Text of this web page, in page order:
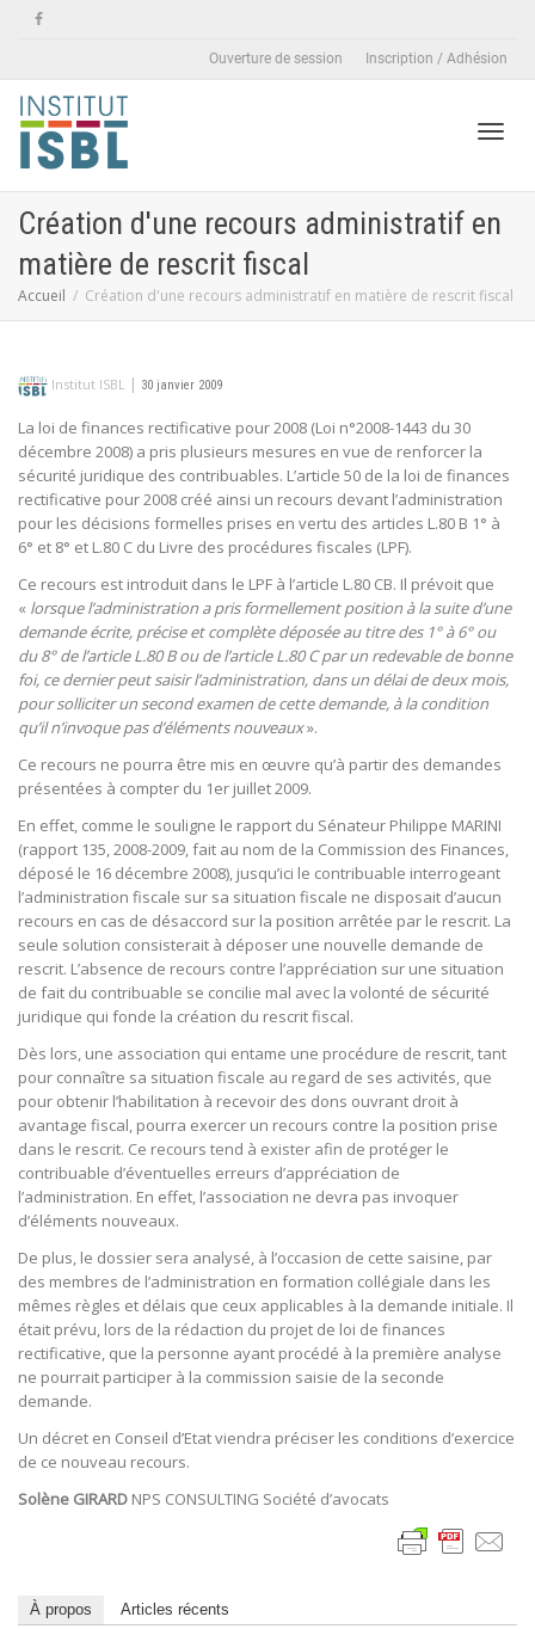
Ouverture de session Inscription / Adhésion
Création d'une recours administratif en
matière de rescrit fiscal
Accueil Création d'une recours administratif en matière de rescrit fiscal
Institut ISBL | 30 janvier 2009
La loi de finances rectificative pour 2008 (Loi n°2008-1443 du 30
décembre 2008) a pris plusieurs mesures en vue de renforcer la
sécurité juridique des contribuables. L’article 50 de la loi de finances
rectificative pour 2008 créé ainsi un recours devant l’administration
pour les décisions formelles prises en vertu des articles L.80 B 1° à
6° et 8° et L.80 C du Livre des procédures fiscales (LPF).
Ce recours est introduit dans le LPF à l’article L.80 CB. Il prévoit que
« lorsque l’administration a pris formellement position à la suite d’une
demande écrite, précise et complète déposée au titre des 1° à 6° ou
du 8° de l’article L.80 B ou de l’article L.80 C par un redevable de bonne
foi, ce dernier peut saisir l’administration, dans un délai de deux mois,
pour solliciter un second examen de cette demande, à la condition
qu’il n’invoque pas d’éléments nouveaux».
Ce recours ne pourra être mis en œuvre qu’à partir des demandes
présentées à compter du 1er juillet 2009.
En effet, comme le souligne le rapport du Sénateur Philippe MARINI
(rapport 135, 2008-2009, fait au nom de la Commission des Finances,
déposé le 16 décembre 2008), jusqu’ici le contribuable interrogeant
l’administration fiscale sur sa situation fiscale ne disposait d’aucun
recours en cas de désaccord sur la position arrêtée par le rescrit. La
seule solution consisterait à déposer une nouvelle demande de
rescrit. L’absence de recours contre l’appréciation sur une situation
de fait du contribuable se concilie mal avec la volonté de sécurité
juridique qui fonde la création du rescrit fiscal.
Dès lors, une association qui entame une procédure de rescrit, tant
pour connaître sa situation fiscale au regard de ses activités, que
pour obtenir l’habilitation à recevoir des dons ouvrant droit à
avantage fiscal, pourra exercer un recours contre la position prise
dans le rescrit. Ce recours tend à exister afin de protéger le
contribuable d’éventuelles erreurs d’appréciation de
l’administration. En effet, l’association ne devra pas invoquer
d’éléments nouveaux.
De plus, le dossier sera analysé, à l’occasion de cette saisine, par
des membres de l’administration en formation collégiale dans les
mêmes règles et délais que ceux applicables à la demande initiale. Il
était prévu, lors de la rédaction du projet de loi de finances
rectificative, que la personne ayant procédé à la première analyse
ne pourrait participer à la commission saisie de la seconde
demande.
Un décret en Conseil d’Etat viendra préciser les conditions d’exercice
de ce nouveau recours.
Solène GIRARD NPS CONSULTING Société d’avocats
À propos Articles récents